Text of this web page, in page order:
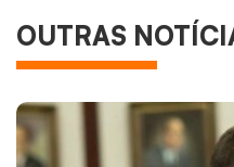
OUTRAS